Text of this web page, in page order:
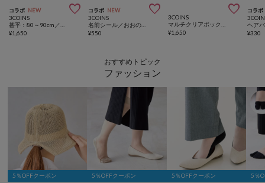
コラボ NEW 
3COINS
¥1,650
コラボ NEW 
3COINS
¥550

3COINS
¥1,650
コラボ
¥330
おすすめトピック
ファッション
5％OFFクーポン 5％OFFクーポン 5％OFFクーポン 5％